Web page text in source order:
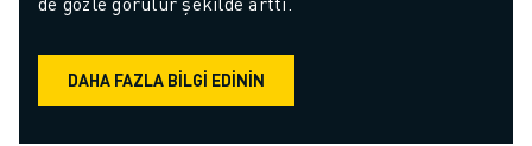
DAHA FAZLA BILGI EDININ